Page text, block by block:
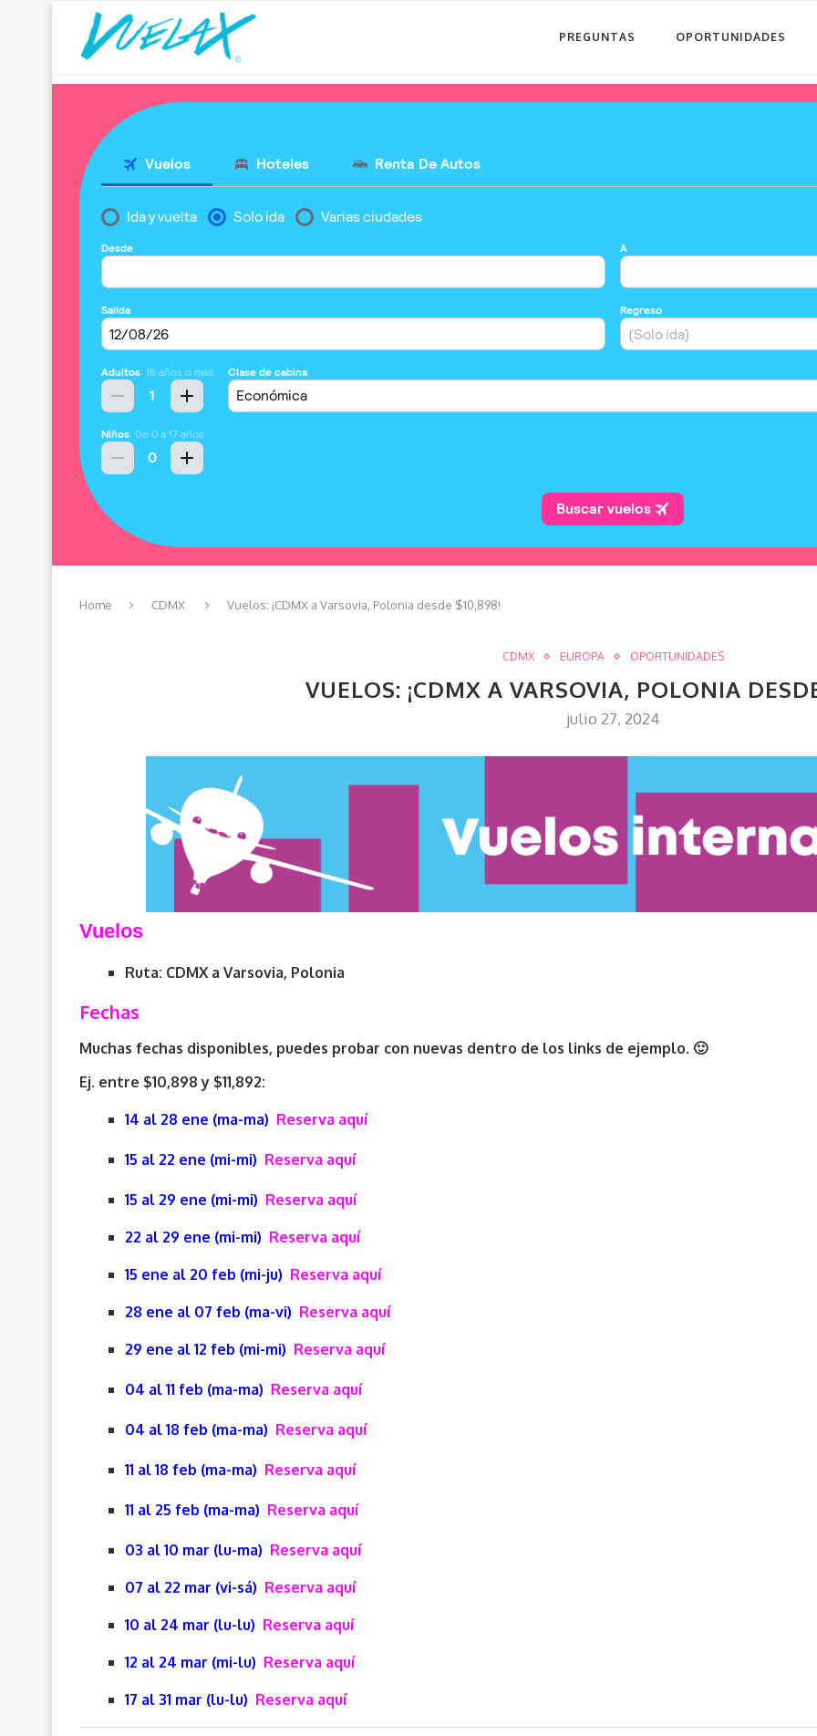
PREGUNTAS OPORTUNIDADES
Home CDMX Vuelos: ¡CDMX a Varsovia, Polonia desde $10,898!
CDMX EUROPA OPORTUNIDADES
VUELOS: ¡CDMX A VARSOVIA, POLONIA
julio 27, 2024
Vuelos
Ruta: CDMX a Varsovia, Polonia
Fechas
Muchas fechas disponibles, puedes probar con nuevas dentro de los links de ejemplo. 🙂
Ej. entre $10,898 y $11,892:
14 al 28 ene (ma-ma) Reserva aquí
15 al 22 ene (mi-mi) Reserva aquí
15 al 29 ene (mi-mi) Reserva aquí
22 al 29 ene (mi-mi) Reserva aquí
15 ene al 20 feb (mi-ju) Reserva aquí
28 ene al 07 feb (ma-vi) Reserva aquí
29 ene al 12 feb (mi-mi) Reserva aquí
04 al 11 feb (ma-ma) Reserva aquí
04 al 18 feb (ma-ma) Reserva aquí
11 al 18 feb (ma-ma) Reserva aquí
11 al 25 feb (ma-ma) Reserva aquí
03 al 10 mar (lu-ma) Reserva aquí
07 al 22 mar (vi-sá) Reserva aquí
10 al 24 mar (lu-lu) Reserva aquí
12 al 24 mar (mi-lu) Reserva aquí
17 al 31 mar (lu-lu) Reserva aquí